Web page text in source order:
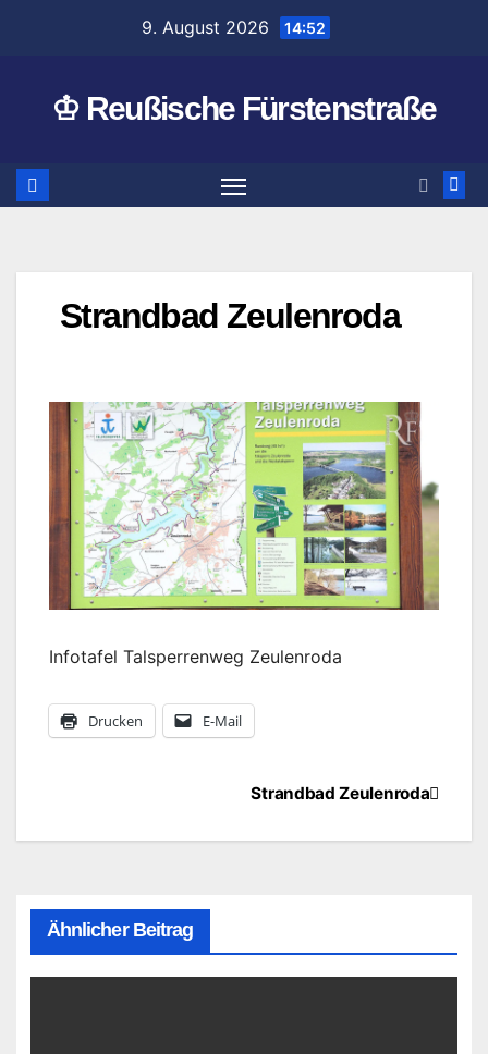
9. August 2026 14:52
♔ Reußische Fürstenstraße
Strandbad Zeulenroda
Infotafel Talsperrenweg Zeulenroda
Drucken E-Mail
BeitragsnavigationStrandbad Zeulenroda
Ähnlicher Beitrag